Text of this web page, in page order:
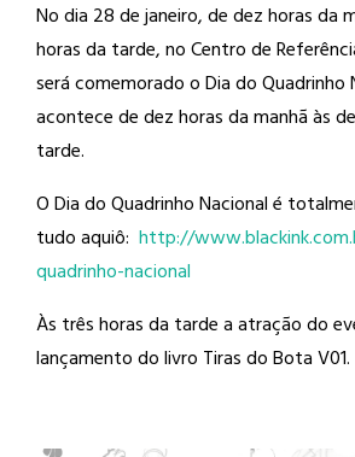
No dia 28 de janeiro, de dez horas da
horas da tarde, no Centro de
será comemorado o Dia do Quadrinho
acontece de dez horas da manhã às
tarde.
O Dia do Quadrinho Nacional é
tudo aquiô: http://
quadrinho-nacional
Às três horas da tarde a atração do
lançamento do livro Tiras do Bota V01.